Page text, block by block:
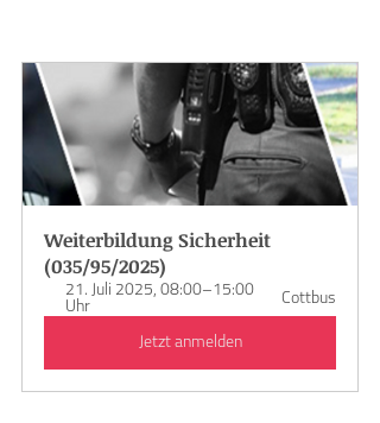
Weiterbildung Sicherheit
(035/95/2025)
21. Juli 2025, 08:00–15:00
Uhr
Cottbus
Jetzt anmelden